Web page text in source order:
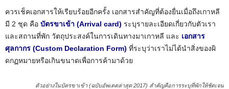
ควรเช็คเอกสารให้เรียบร้อยอีกครั้ง เอกสารสำคัญที่ต้องยื่นเมื่อถึงเกาหลี
มี 2 ชุด คือ บัตรขาเข้า (Arrival card) ระบุรายละเอียดเกี่ยวกับตัวเรา
และสถานที่พัก วัตถุประสงค์ในการเดินทางมาเกาหลี และ เอกสาร
ศุลกากร (Custom Declaration Form) ที่ระบุว่าเราไม่ได้นำสิ่งของผิ
ดกฏหมายหรือเกินขนาดเพื่อการค้ามาด้วย
ตัวอย่างในบัตรขาเข้า (ฉบับอัพเดตล่าสุด 2017) สำคัญคือการระบุที่พักให้ชัดเจน